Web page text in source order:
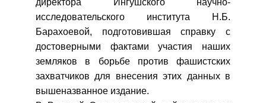
директора Ингушского научно-
исследовательского института Н.Б.
Барахоевой, подготовившая справку с
достоверными фактами участия наших
земляков в борьбе против фашистских
захватчиков для внесения этих данных в
вышеназванное издание.